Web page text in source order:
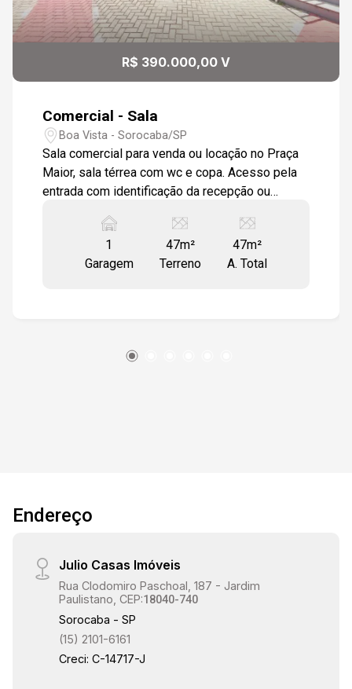
15:30
16:00
16:30
17:00
19:00
R$ 390.000,00 V
Comercial - Sala
Boa Vista - Sorocaba/SP
Sala comercial para venda ou locação no Praça
Maior, sala térrea com wc e copa. Acesso pela
entrada com identificação da recepção ou
e 2 aparelhos de ar condicionados. 1 vaga de
garagem privativa. Condomínio com restaurante,
portaria, estacionamento próprio com
1
Garagem
47m²
Terreno
47m²
A. Total
Endereço
Julio Casas Imóveis
Rua Clodomiro Paschoal, 187 - Jardim
Paulistano, CEP:18040-740
Sorocaba - SP
(15) 2101-6161
Creci: C-14717-J